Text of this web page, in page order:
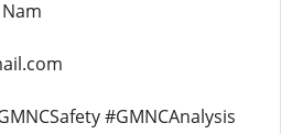
#GMNCAnalysis